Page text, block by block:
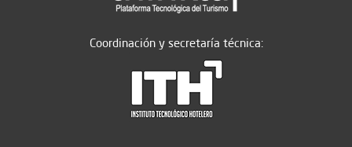
Coordinación y secretaría técnica: